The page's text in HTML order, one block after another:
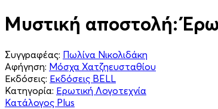
Μυστική αποστολή:
Συγγραφέας: Πωλίνα Νικολιδάκη
Αφήγηση: Μόσχα Χατζηευσταθίου
Εκδόσεις: Εκδόσεις BELL
Κατηγορία: Ερωτική Λογοτεχνία
Κατάλογος Plus